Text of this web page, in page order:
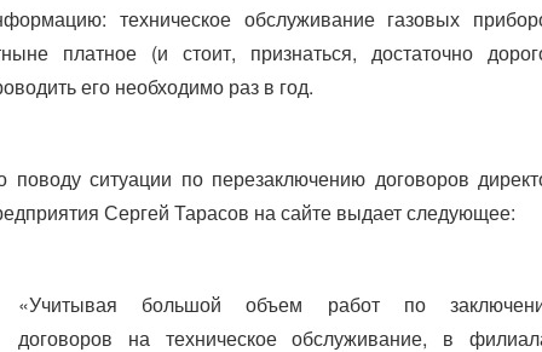
техническое обслуживание газовых
платное (и стоит, признаться, достаточно
его необходимо раз в год.
поводу ситуации по перезаключению договоров
Сергей Тарасов на сайте выдает следующее:
«Учитывая большой объем работ по
договоров на техническое обслуживание, в